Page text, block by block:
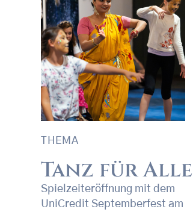
THEMA
Tanz für Alle
Spielzeiteröffnung mit dem
UniCredit Septemberfest am